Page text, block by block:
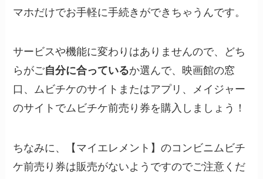
マホだけでお手軽に手続きができちゃうんです。
サービスや機能に変わりはありませんので、どち
らがご自分に合っているか選んで、映画館の窓
口、ムビチケのサイトまたはアプリ、メイジャー
のサイトでムビチケ前売り券を購入しましょう！
ちなみに、【マイエレメント】のコンビニムビチ
ケ前売り券は販売がないようですのでご注意くだ